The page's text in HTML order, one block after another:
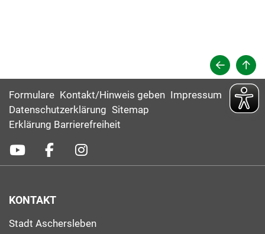
Formulare Kontakt/Hinweis geben Impressum
Datenschutzerklärung Sitemap
Erklärung Barrierefreiheit
KONTAKT
Stadt Aschersleben